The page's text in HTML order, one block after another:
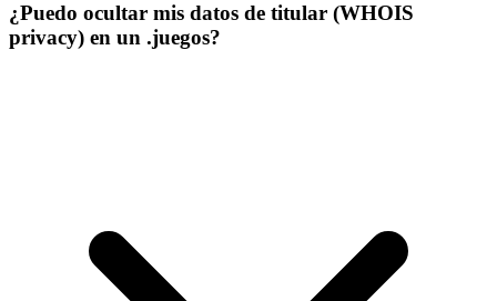
¿Puedo ocultar mis datos de titular (WHOIS
privacy) en un .juegos?